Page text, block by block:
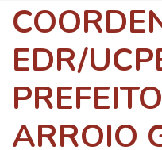
EDR/
ARROIO